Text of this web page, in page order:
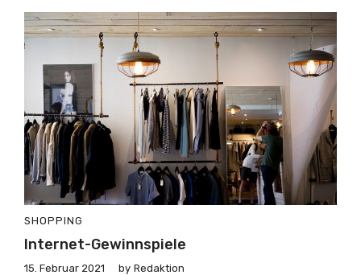
SHOPPING
Internet-Gewinnspiele
15. Februar 2021 by Redaktion